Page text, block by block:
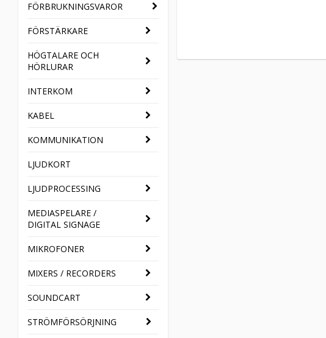
FÖRBRUKNINGSVAROR
FÖRSTÄRKARE
HÖGTALARE OCH
HÖRLURAR
INTERKOM
KABEL
KOMMUNIKATION
LJUDKORT
LJUDPROCESSING
MEDIASPELARE /
DIGITAL SIGNAGE
MIKROFONER
MIXERS / RECORDERS
SOUNDCART
STRÖMFÖRSÖRJNING